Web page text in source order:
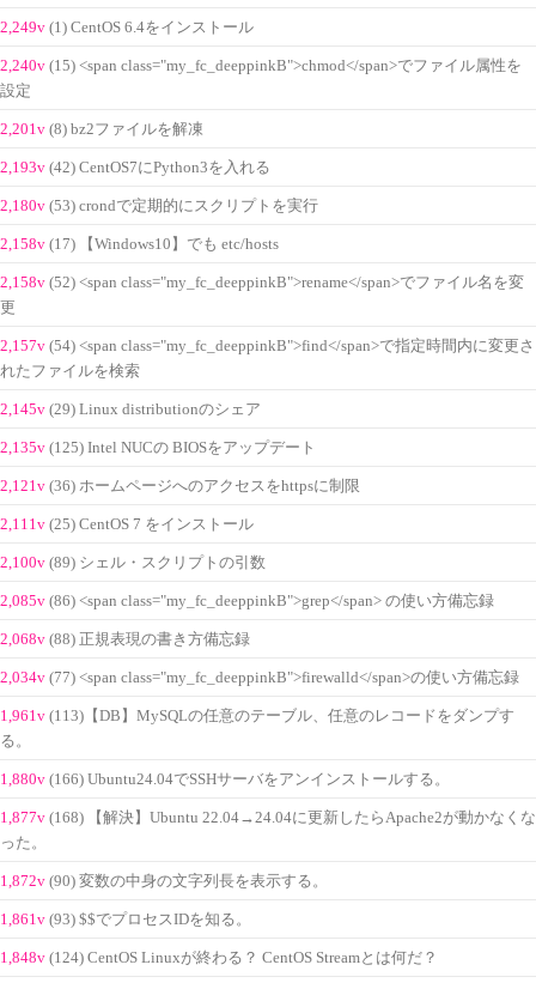
2,249v (1) CentOS 6.4をインストール
2,240v (15) <span class="my_fc_deeppinkB">chmod</span>でファイル属性を
設定
2,201v (8) bz2ファイルを解凍
2,193v (42) CentOS7にPython3を入れる
2,180v (53) crondで定期的にスクリプトを実行
2,158v (17) 【Windows10】でも etc/hosts
2,158v (52) <span class="my_fc_deeppinkB">rename</span>でファイル名を変
更
2,157v (54) <span class="my_fc_deeppinkB">find</span>で指定時間内に変更さ
れたファイルを検索
2,145v (29) Linux distributionのシェア
2,135v (125) Intel NUCの BIOSをアップデート
2,121v (36) ホームページへのアクセスをhttpsに制限
2,111v (25) CentOS 7 をインストール
2,100v (89) シェル・スクリプトの引数
2,085v (86) <span class="my_fc_deeppinkB">grep</span> の使い方備忘録
2,068v (88) 正規表現の書き方備忘録
2,034v (77) <span class="my_fc_deeppinkB">firewalld</span>の使い方備忘録
1,961v (113)【DB】MySQLの任意のテーブル、任意のレコードをダンプす
る。
1,880v (166) Ubuntu24.04でSSHサーバをアンインストールする。
1,877v (168) 【解決】Ubuntu 22.04→24.04に更新したらApache2が動かなくな
った。
1,872v (90) 変数の中身の文字列長を表示する。
1,861v (93) $$でプロセスIDを知る。
1,848v (124) CentOS Linuxが終わる？ CentOS Streamとは何だ？